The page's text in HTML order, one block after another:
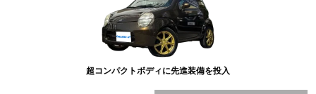
超コンパクトボディに先進装備を投入